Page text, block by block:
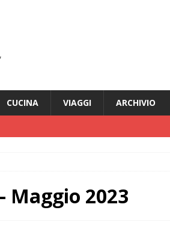
CUCINA VIAGGI
ARCHIVIO
Maggio 2023